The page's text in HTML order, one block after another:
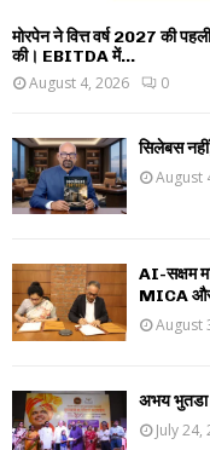
मोरपेन ने वित्त वर्ष 2027 की
की। EBITDA में...
August 4, 2026
0
सिलेबस
August
AI-सक्षम
MICA
August
अभय भुतडा
July 24,